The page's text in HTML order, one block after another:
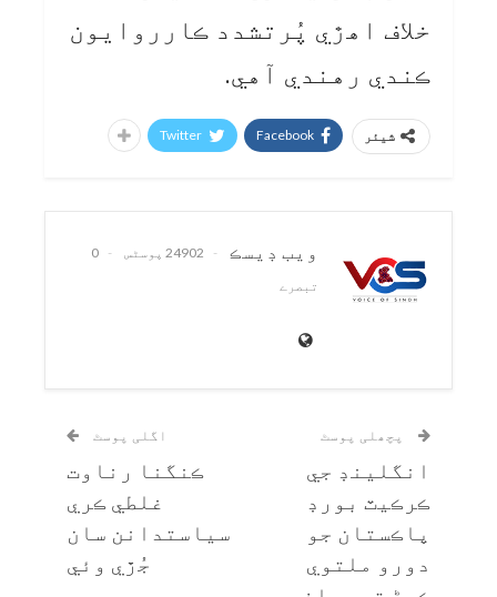
خلاف اهڙي پُرتشدد ڪارروايون
ڪندي رهندي آهي.
شیئر Facebook
Twitter
ويب ڊيسڪ 24902 پوسٹس
0
تبصرے
پچھلی پوسٹ
انگلينڊ جي
ڪرڪيٽ بورڊ
پاڪستان جو
دورو ملتوي
اگلی پوسٹ
ڪنگنا رناوت
غلطي ڪري
سياستدانن سان
جُڙي وئي